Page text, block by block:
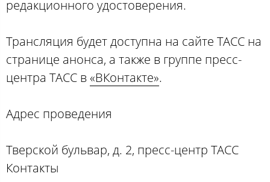
редакционного удостоверения.
Трансляция будет доступна на сайте ТАСС на
странице анонса, а также в группе пресс-
центра ТАСС в «ВКонтакте».
Адрес проведения
Тверской бульвар, д. 2, пресс-центр ТАСС
Контакты